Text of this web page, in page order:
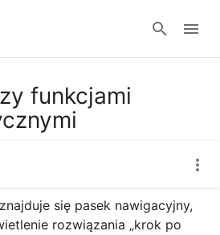
Zaloguj się
funkcjami
się pasek nawigacyjny,
rozwiązania „krok po